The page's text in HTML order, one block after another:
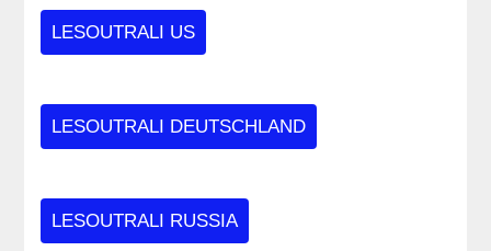
LESOUTRALI US
LESOUTRALI DEUTSCHLAND
LESOUTRALI RUSSIA